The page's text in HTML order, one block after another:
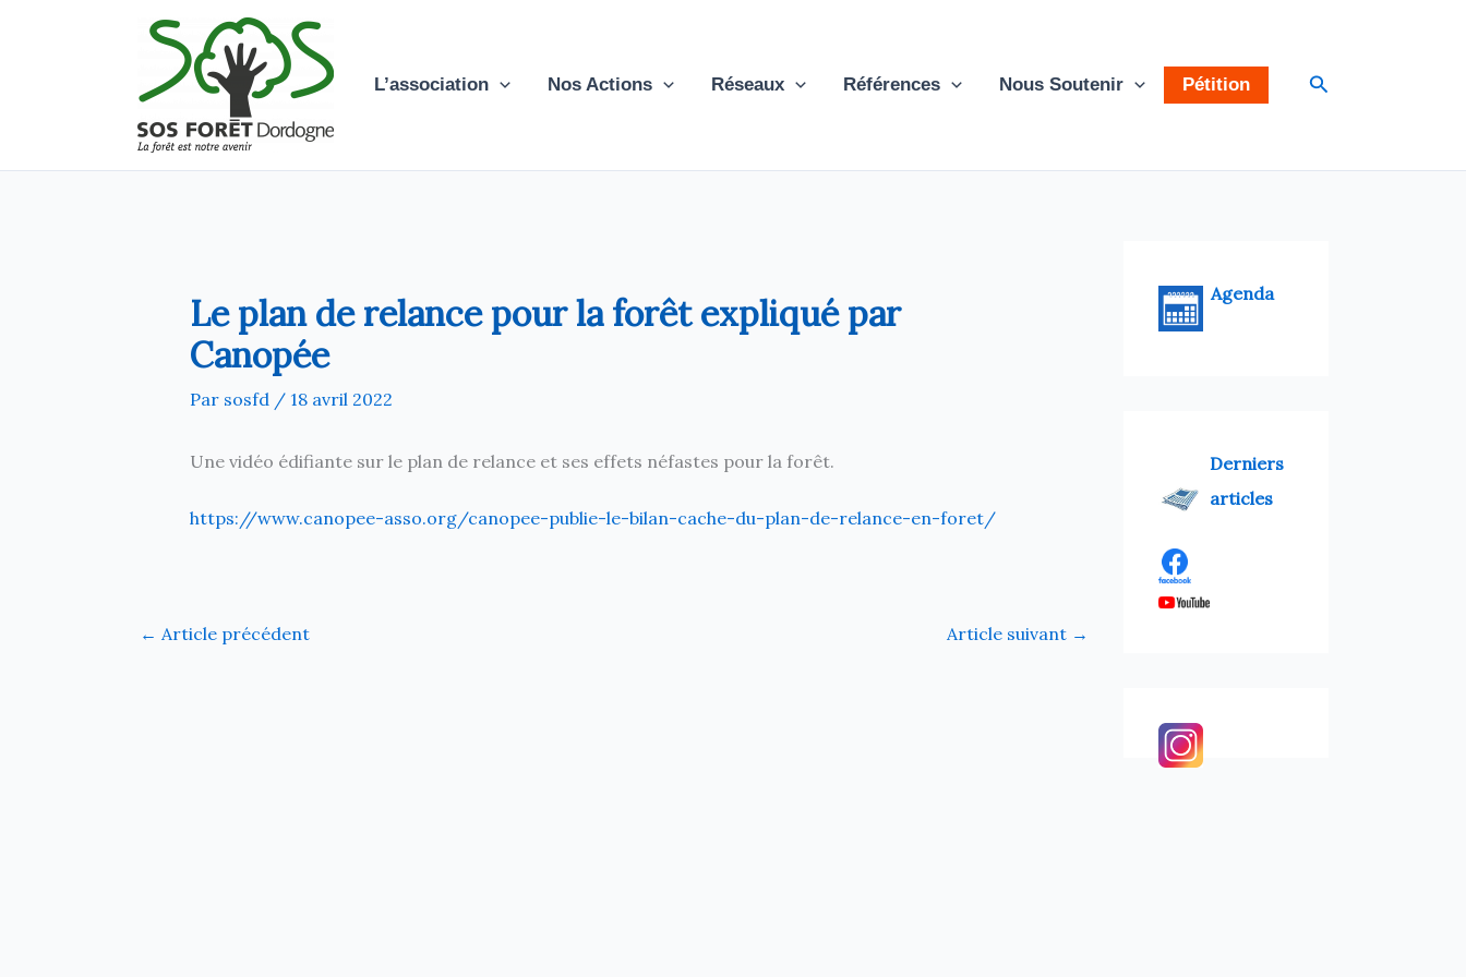
L’association Nos Actions Réseaux Références Nous Soutenir Pétition Rechercher
Le plan de relance pour la forêt expliqué par
Canopée
Par sosfd / 18 avril 2022
Une vidéo édifiante sur le plan de relance et ses effets néfastes pour la forêt.
https://www.canopee-asso.org/canopee-publie-le-bilan-cache-du-plan-de-relance-en-foret/
← Article précédent Article suivant →
Agenda
Derniers
articles